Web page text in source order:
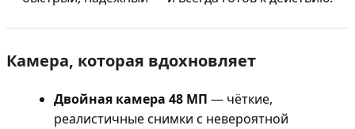
Камера, которая вдохновляет
Двойная камера 48 МП — чёткие,
реалистичные снимки с невероятной